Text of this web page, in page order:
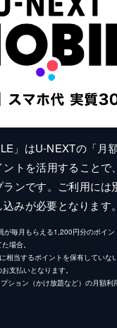
」はU-NEXTの「月
トを活用することで
ンです。ご利用には
みが必要となります。
が毎月もらえる1,200円分のポイ
場合。
相当するポイントを保有していな
支払いとなります。
ション（かけ放題など）の月額利